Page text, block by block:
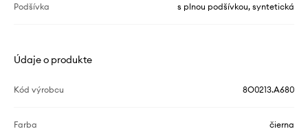
Podšívka s plnou podšívkou, syntetická
Údaje o produkte
Kód výrobcu 8O0213.A680
Farba čierna